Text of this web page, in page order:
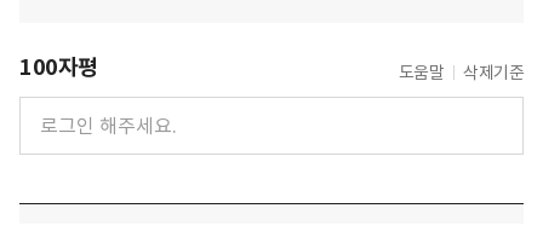
100자평 도움말 삭제기준